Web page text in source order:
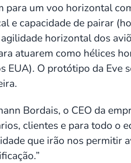
um voo horizontal
e capacidade de pairar
horizontal dos
atuarem como hélices
EUA). O protótipo da Eve
Bordais, o CEO da
clientes e para todo o
que irão nos permitir